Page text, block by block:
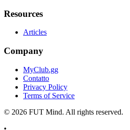
Resources
Articles
Company
MyClub.gg
Contatto
Privacy Policy
Terms of Service
© 2026 FUT Mind. All rights reserved.
•